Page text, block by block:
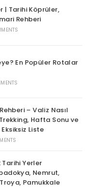
| Tarihi Köprüler,
Rehberi
En Popüler Rotalar
– Valiz Nasıl
Trekking, Hafta Sonu ve
Liste
Tarihi Yerler
Nemrut,
Pamukkale